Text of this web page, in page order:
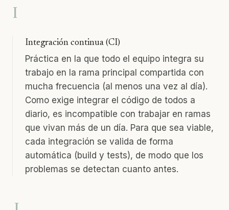
I
Integración continua (CI)
Práctica en la que todo el equipo integra su
trabajo en la rama principal compartida con
mucha frecuencia (al menos una vez al día).
Como exige integrar el código de todos a
diario, es incompatible con trabajar en ramas
que vivan más de un día. Para que sea viable,
cada integración se valida de forma
automática (build y tests), de modo que los
problemas se detectan cuanto antes.